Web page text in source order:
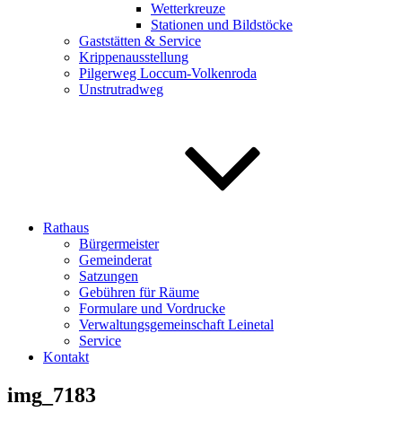
Wetterkreuze
Stationen und Bildstöcke
Gaststätten & Service
Krippenausstellung
Pilgerweg Loccum-Volkenroda
Unstrutradweg
Rathaus
Bürgermeister
Gemeinderat
Satzungen
Gebühren für Räume
Formulare und Vordrucke
Verwaltungsgemeinschaft Leinetal
Service
Kontakt
img_7183